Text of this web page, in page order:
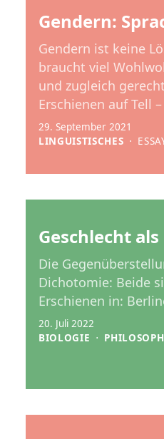
Gendern:
Gendern ist keine
braucht viel
und zugleich
Erschienen auf Tell
29. September 2021
LINGUISTISCHES ⋅
Geschlecht
Die
Dichotomie: Beide
Erschienen in:
20. Juli 2022
BIOLOGIE ⋅